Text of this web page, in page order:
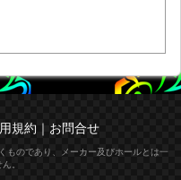
規約 ｜ お問合せ
ものであり、メーカー及びホールとは一
。